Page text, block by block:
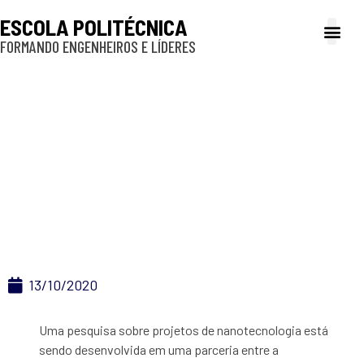
ESCOLA POLITÉCNICA
FORMANDO ENGENHEIROS E LÍDERES
13/10/2020
Uma pesquisa sobre projetos de nanotecnologia está
sendo desenvolvida em uma parceria entre a